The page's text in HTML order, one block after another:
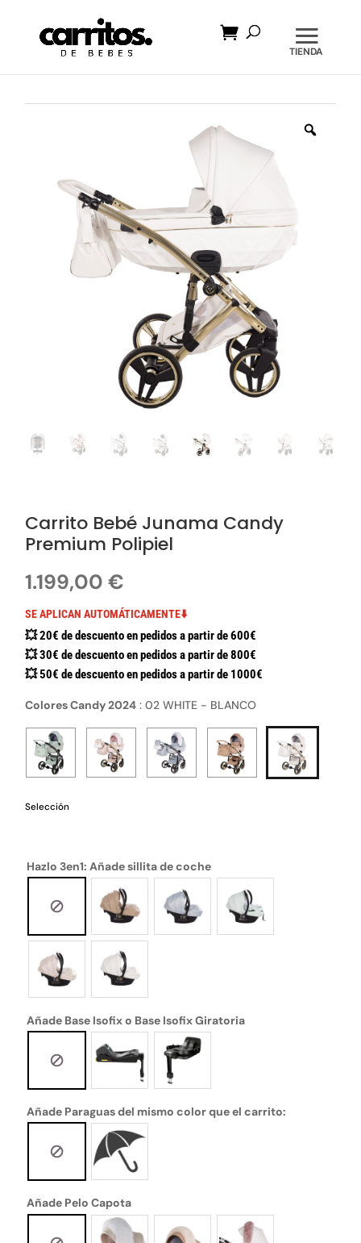
productos
Carrito Bebé Junama Candy
Premium Polipiel
1.199,00€
SE APLICAN AUTOMÁTICAMENTE⬇️
💥 20€ de descuento en pedidos a partir de 600€
💥 30€ de descuento en pedidos a partir de 800€
💥 50€ de descuento en pedidos a partir de 1000€
Colores Candy 2024 : 02 WHITE - BLANCO
Selección
Hazlo 3en1: Añade sillita de coche
Añade Base Isofix o Base Isofix Giratoria
Añade Paraguas del mismo color que el carrito:
Añade Pelo Capota